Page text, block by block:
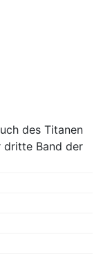
des Titanen
dritte Band der